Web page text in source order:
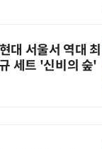
대 서울서 역대 최
세트 '신비의 숲'